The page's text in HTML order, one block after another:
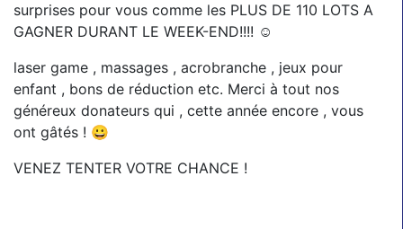
surprises pour vous comme les PLUS DE 110 LOTS A
GAGNER DURANT LE WEEK-END!!!! ☺
laser game , massages , acrobranche , jeux pour
enfant , bons de réduction etc. Merci à tout nos
généreux donateurs qui , cette année encore , vous
ont gâtés ! 😀
VENEZ TENTER VOTRE CHANCE !